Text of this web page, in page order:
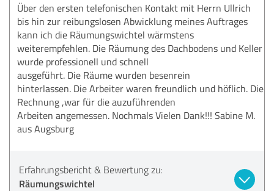
Über den ersten telefonischen Kontakt mit Herrn Ullrich
bis hin zur reibungslosen Abwicklung meines Auftrages
kann ich die Räumungswichtel wärmstens
weiterempfehlen. Die Räumung des Dachbodens und Keller
wurde professionell und schnell
ausgeführt. Die Räume wurden besenrein
hinterlassen. Die Arbeiter waren freundlich und höflich. Die
Rechnung ,war für die auzuführenden
Arbeiten angemessen. Nochmals Vielen Dank!!! Sabine M.
aus Augsburg
Erfahrungsbericht & Bewertung zu:
Räumungswichtel